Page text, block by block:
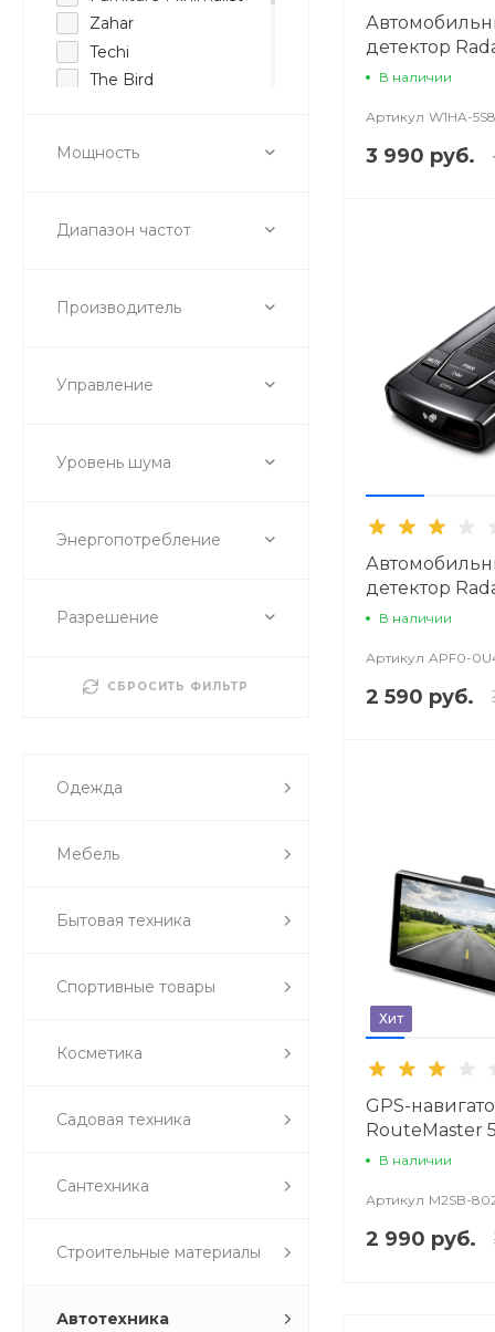
Zahar
Techi
The Bird
Облако Знаний
Мощность
Диапазон частот
Производитель
Управление
Уровень шума
Энергопотребление
Разрешение
СБРОСИТЬ ФИЛЬТР
Одежда
Мебель
Бытовая техника
Спортивные товары
Косметика
Садовая техника
Сантехника
Строительные материалы
Автотехника
детектор
GPS4200CT
В наличии
Артикул W1HA-
3 990 руб.
детектор
305ST
В наличии
Артикул APF0-
2 590 руб.
Хит
GPS-
RouteMaster
В наличии
Артикул M2SB-
2 990 руб.